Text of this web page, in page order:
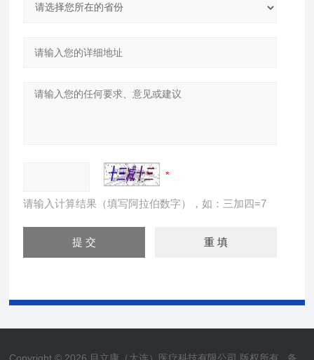
请输入计算结果（填写阿拉伯数字），如：三加四=7
Copyright © 2026 目立康（大连）医疗科技有限公司 版权所有 备